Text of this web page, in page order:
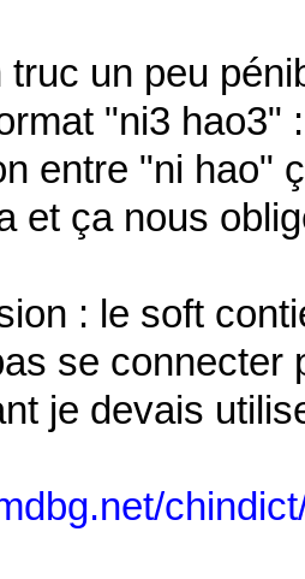
truc un peu
"ni3 hao3"
entre "ni hao"
et ça nous
: le soft
se connecter
je devais